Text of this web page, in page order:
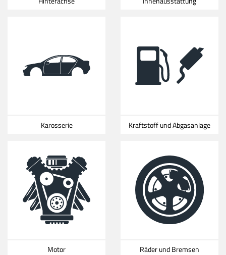
Karosserie Kraftstoff und Abgasanlage
Motor Räder und Bremsen